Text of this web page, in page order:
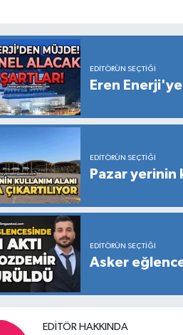
EDITÖRÜN SEÇTIĞI
Eren
EDITÖRÜN SEÇTIĞI
Pazar yerinin
EDITÖRÜN SEÇTIĞI
Asker
EDITÖR HAKKINDA